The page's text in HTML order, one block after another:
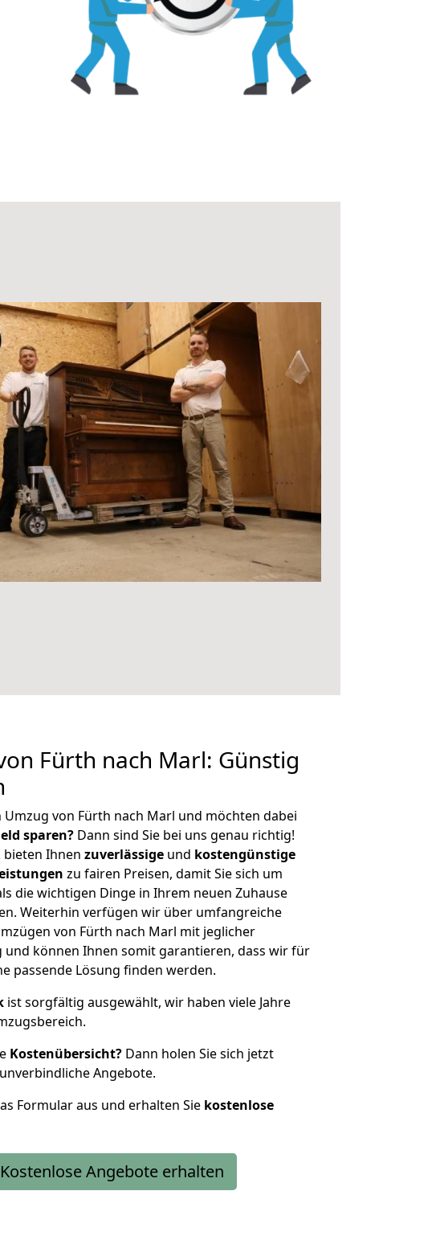
Fürth nach Marl: Günstig
Umzug von Fürth nach Marl und möchten dabei
sparen? Dann sind Sie bei uns genau richtig!
Ihnen zuverlässige und kostengünstige
zu fairen Preisen, damit Sie sich um
die wichtigen Dinge in Ihrem neuen Zuhause
Weiterhin verfügen wir über umfangreiche
von Fürth nach Marl mit jeglicher
können Ihnen somit garantieren, dass wir für
passende Lösung finden werden.
ist sorgfältig ausgewählt, wir haben viele Jahre
Kostenübersicht? Dann holen Sie sich jetzt
Angebote.
Formular aus und erhalten Sie kostenlose
Kostenlose Angebote erhalten